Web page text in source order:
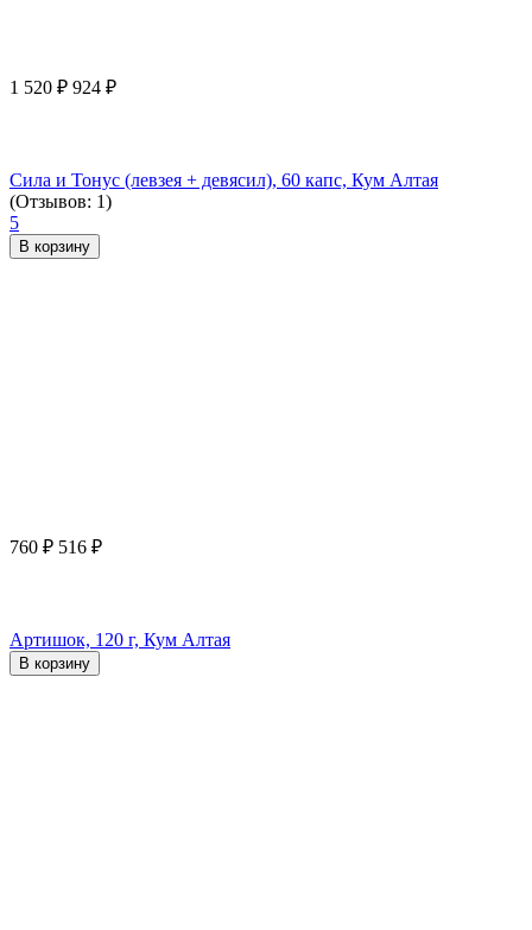
1 520 ₽ 924 ₽
Сила и Тонус (левзея + девясил), 60 капс, Кум Алтая
(Отзывов: 1)
5
В корзину
760 ₽ 516 ₽
Артишок, 120 г, Кум Алтая
В корзину